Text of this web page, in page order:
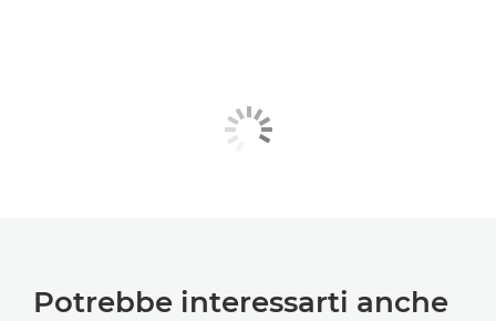
Potrebbe interessarti anche